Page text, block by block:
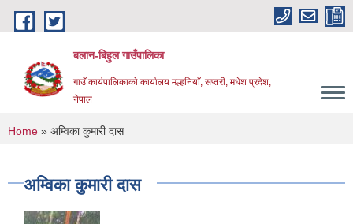
Skip to main content
बलान-बिहुल गाउँपालिका
गाउँ कार्यपालिकाको कार्यालय मल्हनियाँ, सप्तरी, मधेश प्रदेश,
नेपाल
You are here
Home » अम्विका कुमारी दास
अम्विका कुमारी दास